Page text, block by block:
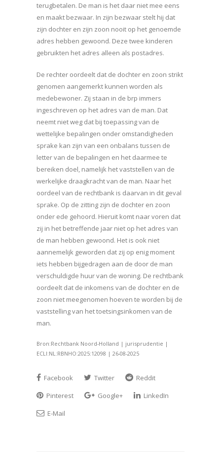
terugbetalen. De man is het daar niet mee eens
en maakt bezwaar. In zijn bezwaar stelt hij dat
zijn dochter en zijn zoon nooit op het genoemde
adres hebben gewoond. Deze twee kinderen
gebruikten het adres alleen als postadres.
De rechter oordeelt dat de dochter en zoon strikt
genomen aangemerkt kunnen worden als
medebewoner. Zij staan in de brp immers
ingeschreven op het adres van de man. Dat
neemt niet weg dat bij toepassing van de
wettelijke bepalingen onder omstandigheden
sprake kan zijn van een onbalans tussen de
letter van de bepalingen en het daarmee te
bereiken doel, namelijk het vaststellen van de
werkelijke draagkracht van de man. Naar het
oordeel van de rechtbank is daarvan in dit geval
sprake. Op de zitting zijn de dochter en zoon
onder ede gehoord. Hieruit komt naar voren dat
zij in het betreffende jaar niet op het adres van
de man hebben gewoond. Het is ook niet
aannemelijk geworden dat zij op enig moment
iets hebben bijgedragen aan de door de man
verschuldigde huur van de woning. De rechtbank
oordeelt dat de inkomens van de dochter en de
zoon niet meegenomen hoeven te worden bij de
vaststelling van het toetsingsinkomen van de
man.
Bron:Rechtbank Noord-Holland | jurisprudentie |
ECLI:NL:RBNHO:2025:12098 | 26-08-2025
Facebook Twitter
Reddit
Pinterest
Google+
LinkedIn
E-Mail